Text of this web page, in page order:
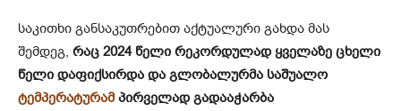
საკითხი განსაკუთრებით აქტუალური გახდა მას
შემდეგ, რაც 2024 წელი რეკორდულად ყველაზე ცხელი
წელი დაფიქსირდა და გლობალურმა საშუალო
ტემპერატურამპირველად გადააჭარბა